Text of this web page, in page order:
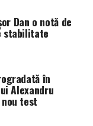
Dan o notă de
stabilitate
în
Alexandru
test